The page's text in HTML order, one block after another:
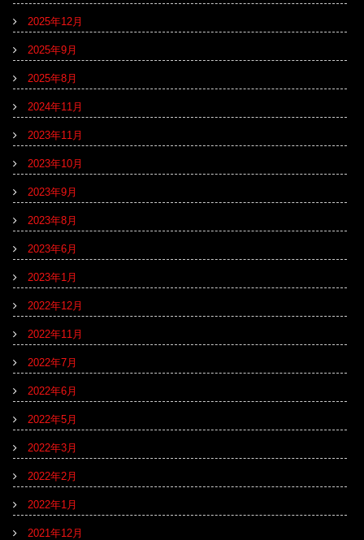
2025年12月
2025年9月
2025年8月
2024年11月
2023年11月
2023年10月
2023年9月
2023年8月
2023年6月
2023年1月
2022年12月
2022年11月
2022年7月
2022年6月
2022年5月
2022年3月
2022年2月
2022年1月
2021年12月